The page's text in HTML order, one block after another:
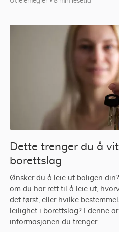
Dette trenger du å
borettslag
Ønsker du å leie ut boligen
om du har rett til å leie ut,
det først, eller hvilke
leilighet i borettslag? I denne
informasjonen du trenger.